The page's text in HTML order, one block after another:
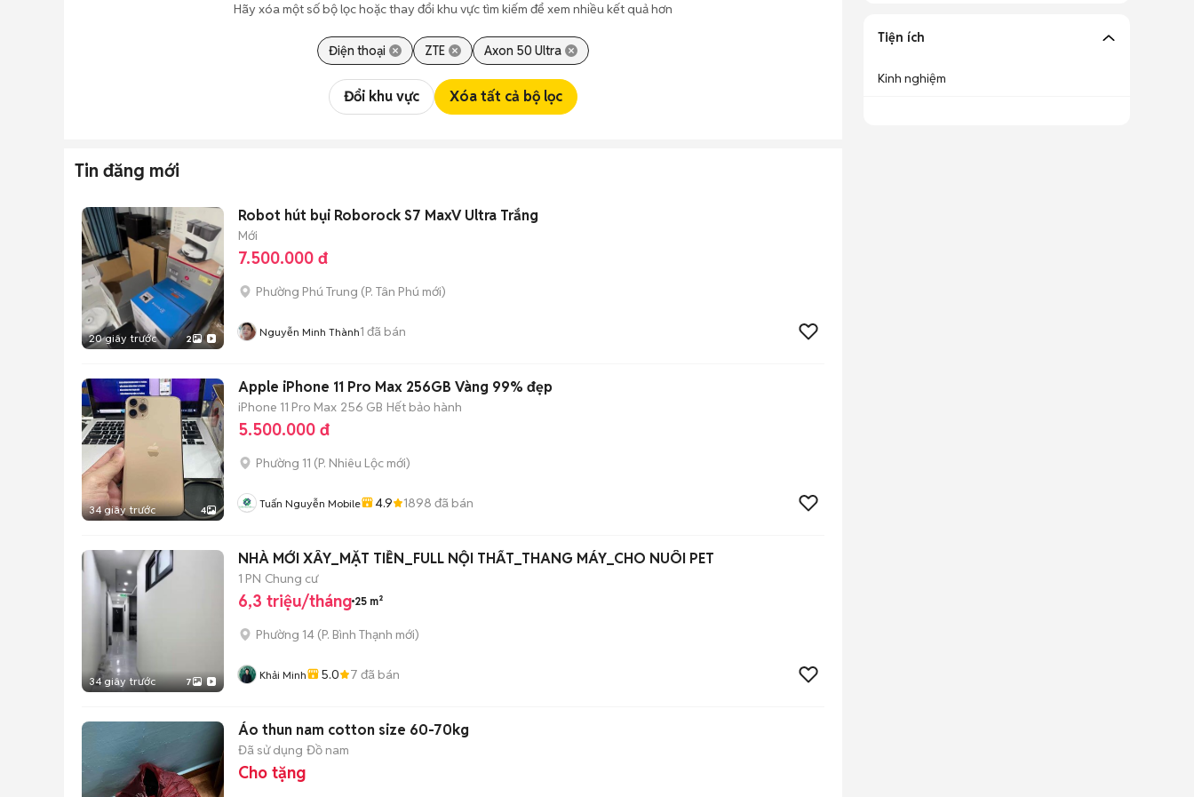
Hãy xóa một số bộ lọc hoặc thay đổi khu vực tìm kiếm để xem nhiều kết quả hơn
Điện thoại ZTE Axon 50 Ultra
Đổi khu vực Xóa tất cả bộ lọc
Tin đăng mới
20 giây trước 2
Robot hút bụi Roborock S7 MaxV Ultra Trắng
Mới
7.500.000 đ
Phường Phú Trung (P. Tân Phú mới)
Nguyễn Minh Thành1 đã bán
34 giây trước 4
Apple iPhone 11 Pro Max 256GB Vàng 99% đẹp
iPhone 11 Pro Max 256 GB Hết bảo hành
5.500.000 đ
Phường 11 (P. Nhiêu Lộc mới)
Tuấn Nguyễn Mobile 4.9 1898 đã bán
34 giây trước 7
NHÀ MỚI XÂY_MẶT TIỀN_FULL NỘI THẤT_THANG MÁY_CHO NUÔI PET
1 PN Chung cư
6,3 triệu/tháng 25 m²
Phường 14 (P. Bình Thạnh mới)
Khải Minh 5.0 7 đã bán
Áo thun nam cotton size 60-70kg
Đã sử dụng Đồ nam
Cho tặng
Tiện ích
Kinh nghiệm